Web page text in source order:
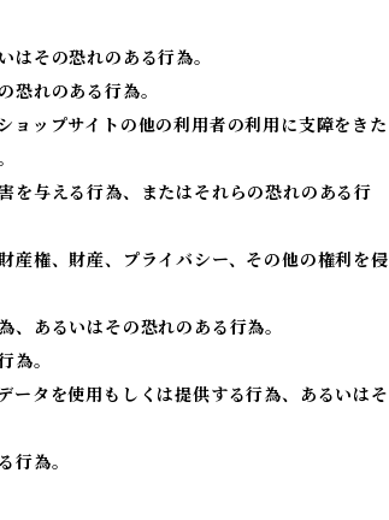
はその恐れのある行為。
恐れのある行為。
ョップサイトの他の利用者の利用に支障をきた
を与える行為、またはそれらの恐れのある行
産権、財産、プライバシー、その他の権利を侵
、あるいはその恐れのある行為。
為。
ータを使用もしくは提供する行為、あるいはそ
行為。